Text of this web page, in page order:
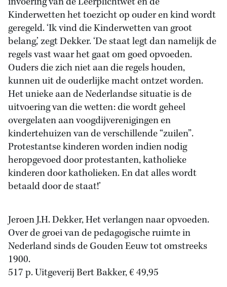
Kinderwetten het toezicht op ouder en kind wordt
geregeld. ‘Ik vind die Kinderwetten van groot
belang,’ zegt Dekker. ‘De staat legt dan namelijk de
regels vast waar het gaat om goed opvoeden.
Ouders die zich niet aan die regels houden,
kunnen uit de ouderlijke macht ontzet worden.
Het unieke aan de Nederlandse situatie is de
uitvoering van die wetten: die wordt geheel
overgelaten aan voogdijverenigingen en
kindertehuizen van de verschillende “zuilen”.
Protestantse kinderen worden indien nodig
heropgevoed door protestanten, katholieke
kinderen door katholieken. En dat alles wordt
betaald door de staat!’
Jeroen J.H. Dekker, Het verlangen naar opvoeden.
Over de groei van de pedagogische ruimte in
Nederland sinds de Gouden Eeuw tot omstreeks
1900.
517 p. Uitgeverij Bert Bakker, € 49,95